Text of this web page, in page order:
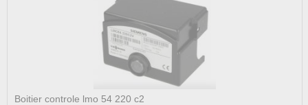
Boitier controle lmo 54 220 c2